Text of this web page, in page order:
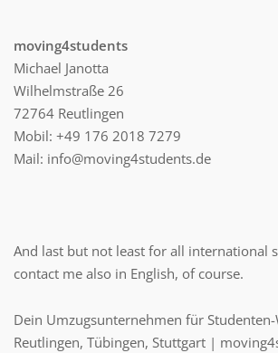
moving4students
Michael Janotta
Wilhelmstraße 26
72764 Reutlingen
Mobil: +49 176 2018 7279
Mail: info@moving4students.de
And last but not least for all international
contact me also in English, of course.
Dein Umzugsunternehmen für Studenten-
Reutlingen, Tübingen, Stuttgart |